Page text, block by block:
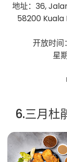
地址：36,
58200
开放时
星
6.三月